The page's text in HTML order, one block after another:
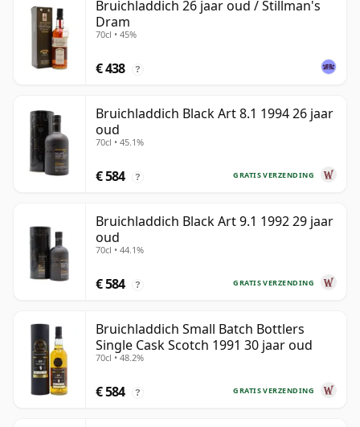
Bruichladdich 26 jaar oud / Stillman's
Dram
70cl • 45%
€ 438 ?
Bruichladdich Black Art 8.1 1994 26 jaar
oud
70cl • 45.1%
GRATIS VERZENDING
€ 584 ?
Bruichladdich Black Art 9.1 1992 29 jaar
oud
70cl • 44.1%
GRATIS VERZENDING
€ 584 ?
Bruichladdich Small Batch Bottlers
Single Cask Scotch 1991 30 jaar oud
70cl • 48.2%
GRATIS VERZENDING
€ 584 ?